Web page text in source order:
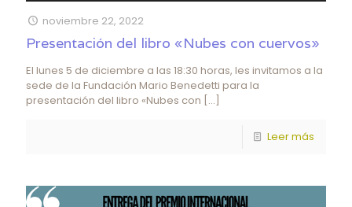
noviembre 22, 2022
Presentación del libro «Nubes con cuervos»
El lunes 5 de diciembre a las 18:30 horas, les invitamos a la
sede de la Fundación Mario Benedetti para la
presentación del libro «Nubes con […]
Leer más